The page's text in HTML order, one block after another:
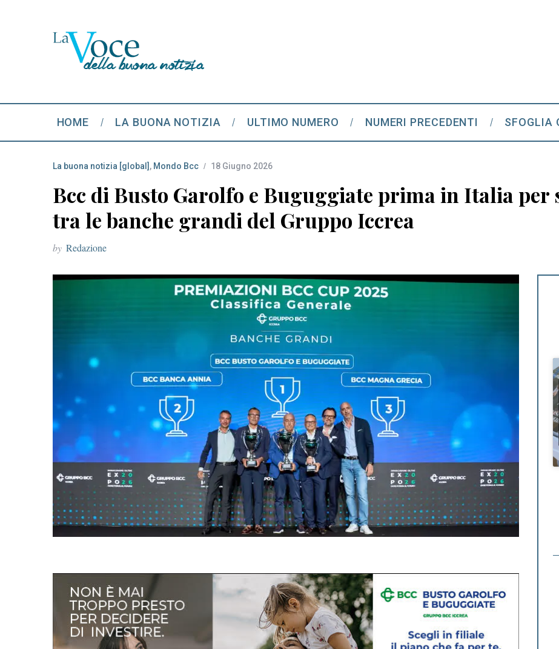
HOME LA BUONA NOTIZIA ULTIMO NUMERO NUMERI PRECEDENTI SFOGLIA
La buona notizia [global] , Mondo Bcc 18 Giugno 2026
Bcc di Busto Garolfo e Buguggiate prima in Italia
tra le banche grandi del Gruppo Iccrea
by Redazione